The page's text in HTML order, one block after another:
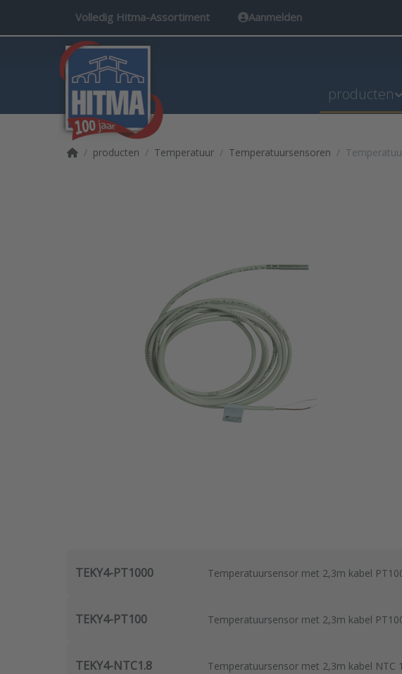
Volledig Hitma-Assortiment Aanmelden
producten
Startpagina
producten Temperatuur Temperatuursensoren
TEKY4-PT1000 Temperatuursensor met 2,3m kabel
TEKY4-PT100 Temperatuursensor met 2,3m kabel
TEKY4-NTC1.8 Temperatuursensor met 2,3m kabel NTC